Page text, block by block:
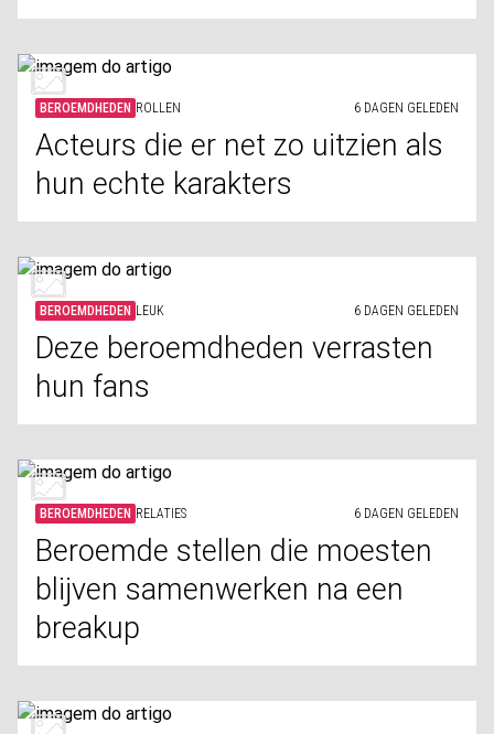
BEROEMDHEDEN ROLLEN 6 DAGEN GELEDEN
Acteurs die er net zo uitzien als
hun echte karakters
BEROEMDHEDEN LEUK 6 DAGEN GELEDEN
Deze beroemdheden verrasten
hun fans
BEROEMDHEDEN RELATIES 6 DAGEN GELEDEN
Beroemde stellen die moesten
blijven samenwerken na een
breakup